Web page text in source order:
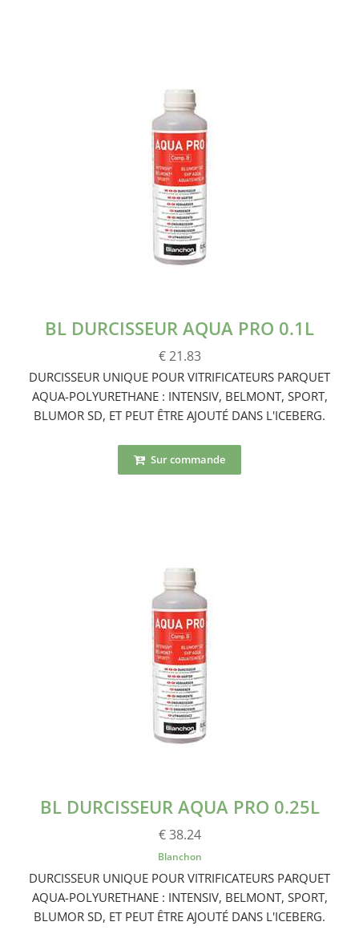
BL DURCISSEUR AQUA PRO 0.1L
€ 21.83
DURCISSEUR UNIQUE POUR VITRIFICATEURS PARQUET
AQUA-POLYURETHANE : INTENSIV, BELMONT, SPORT,
BLUMOR SD, ET PEUT ÊTRE AJOUTÉ DANS L'ICEBERG.
Sur commande
BL DURCISSEUR AQUA PRO 0.25L
€ 38.24
Blanchon
DURCISSEUR UNIQUE POUR VITRIFICATEURS PARQUET
AQUA-POLYURETHANE : INTENSIV, BELMONT, SPORT,
BLUMOR SD, ET PEUT ÊTRE AJOUTÉ DANS L'ICEBERG.